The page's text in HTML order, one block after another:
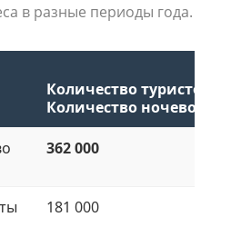
в разные периоды года.
Количество туристов /
Количество ночевок
362 000
181 000